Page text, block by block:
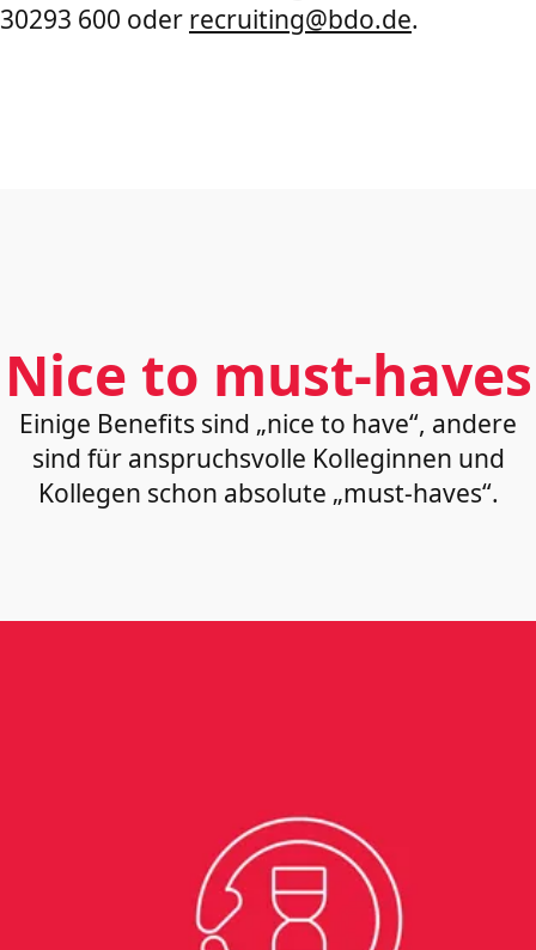
30293 600 oder recruiting@bdo.de.
Nice to must-haves
Einige Benefits sind „nice to have“, andere
sind für anspruchsvolle Kolleginnen und
Kollegen schon absolute „must-haves“.